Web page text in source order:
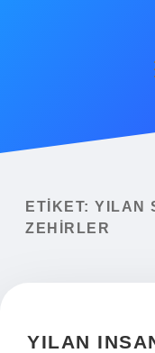
Yasal Uyarı
ETIKET: YILAN
ZEHIRLER
YILAN